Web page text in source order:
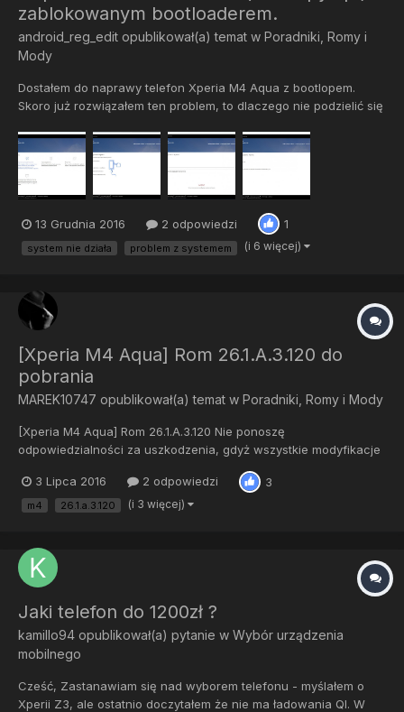
zablokowanym bootloaderem.
android_reg_edit opublikował(a) temat w Poradniki, Romy i
Mody
Dostałem do naprawy telefon Xperia M4 Aqua z bootlopem.
Skoro już rozwiązałem ten problem, to dlaczego nie podzielić się
jakimikolwiek problemami z softem we wszystkich Xperiach.
Jako, że będziemy korzystać z autorskiego oprogramowania...
13 Grudnia 2016 2 odpowiedzi 1
system nie działa problem z systemem (i 6 więcej)
[Xperia M4 Aqua] Rom 26.1.A.3.120 do
pobrania
MAREK10747 opublikował(a) temat w Poradniki, Romy i Mody
[Xperia M4 Aqua] Rom 26.1.A.3.120 Nie ponoszę
odpowiedzialności za uszkodzenia, gdyż wszystkie modyfikacje
błędy z poprzedniej wersji tj 26.1.A.2.167 . Najnowsza kompilacja
nie przyniesie upragnionej zmiany, wprowadza n...
3 Lipca 2016 2 odpowiedzi 3
m4 26.1.a.3.120 (i 3 więcej)
Jaki telefon do 1200zł ?
kamillo94 opublikował(a) pytanie w Wybór urządzenia
mobilnego
Cześć, Zastanawiam się nad wyborem telefonu - myślałem o
Xperii Z3, ale ostatnio doczytałem że nie ma ładowania QI. W